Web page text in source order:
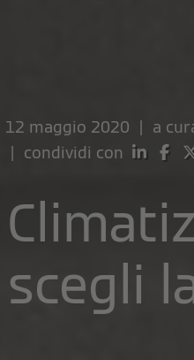
12 maggio 2020 | a
| condividi con
scegli